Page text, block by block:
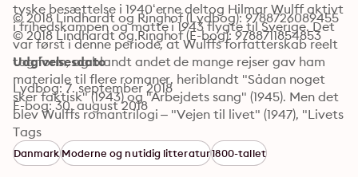
tyske besættelse i 1940‘erne deltog Hilmar Wulff aktivt
i frihedskampen og måtte i 1943 flygte til Sverige. Det
var først i denne periode, at Wulffs forfatterskab reelt
tog form, og blandt andet de mange rejser gav ham
materiale til flere romaner, heriblandt "Sådan noget
sker faktisk" (1943) og "Arbejdets sang" (1945). Men det
blev Wulffs romantrilogi – "Vejen til livet" (1947), "Livets
brød" (1948) og "Forjættelsens dag" (1949) – der blev
hans rigtige gennembrud og som til stadighed regnes
som hans største litterære bedrift. I 1968-1971 var Wulff
© 2018 Lindhardt og Ringhof (Lydbog): 9788726089455
© 2018 Lindhardt og Ringhof (E-bog): 9788711854853
Udgivelsesdato
Lydbog: 7. september 2018
E-bog: 30. august 2018
Tags
DanmarkModerne og nutidig litteratur1800-tallet